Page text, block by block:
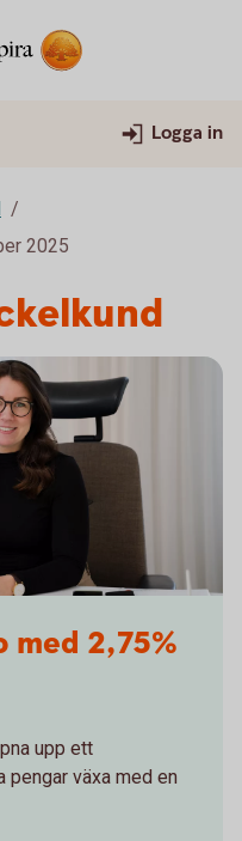
Logga in
2025
med 2,75%
upp ett
pengar växa med en